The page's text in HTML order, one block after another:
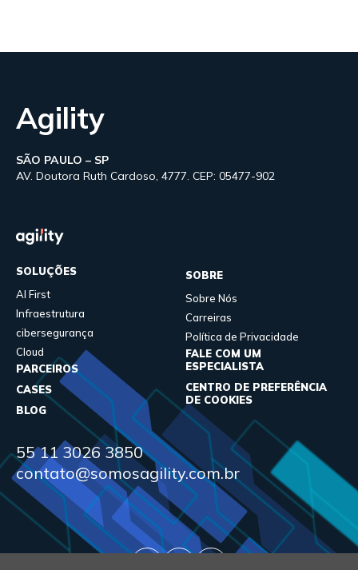
Agility
SÃO PAULO – SP
AV. Doutora Ruth Cardoso, 4777. CEP: 05477-902
SOLUÇÕES
AI First
Infraestrutura
cibersegurança
Cloud
PARCEIROS
CASES
BLOG
SOBRE
Sobre Nós
Carreiras
Política de Privacidade
FALE COM UM
ESPECIALISTA
CENTRO DE PREFERÊNCIA
DE COOKIES
55 11 3026 3850
contato@somosagility.com.br